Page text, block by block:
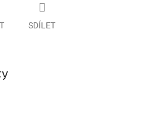
SDÍLET